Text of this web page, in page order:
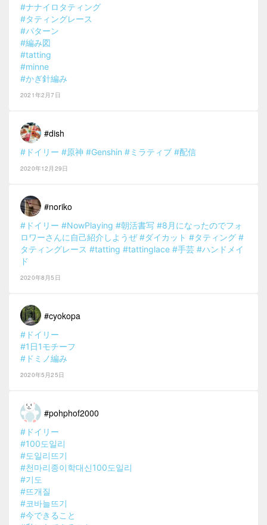
#ナナイロタティング
#タティングレース
#パターン
#編み図
#tatting
#minne
#かぎ針編み
2021年2月7日
#dish
#ドイリー #原神 #Genshin #ミラティブ #配信
2020年12月29日
#noriko
#ドイリー #NowPlaying #朝活書写 #8月になったのでフォ
ロワーさんに自己紹介しようぜ #ダイカット #タティング #
タティングレース #tatting #tattinglace #手芸 #ハンドメイ
ド
2020年8月5日
#cyokopa
#ドイリー
#1日1モチーフ
#ドミノ編み
2020年5月25日
#pohphof2000
#ドイリー
#100도일리
#도일리뜨기
#천마리종이학대신100도일리
#기도
#뜨개질
#코바늘뜨기
#今できること